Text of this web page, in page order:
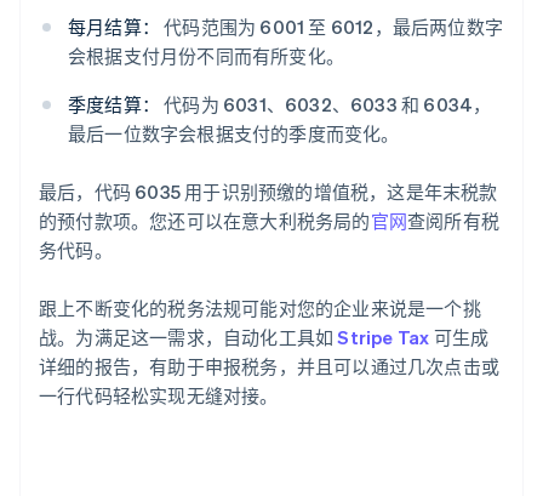
每月结算：
代码范围为 6001 至 6012，最后两位数字
会根据支付月份不同而有所变化。
季度结算：
代码为 6031、6032、6033 和 6034，
最后一位数字会根据支付的季度而变化。
最后，代码 6035 用于识别预缴的增值税，这是年末税款
的预付款项。您还可以在意大利税务局的官网查阅所有税
务代码。
跟上不断变化的税务法规可能对您的企业来说是一个挑
战。为满足这一需求，自动化工具如Stripe Tax 可生成
详细的报告，有助于申报税务，并且可以通过几次点击或
一行代码轻松实现无缝对接。